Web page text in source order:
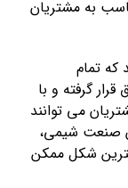
به مشتریان
تمام
گرفته و با
می توانند
صنعت شیمی،
شکل ممکن